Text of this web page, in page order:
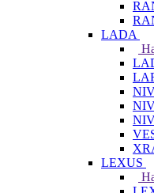
LADA
LEXUS